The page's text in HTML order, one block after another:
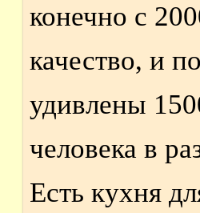
конечно с
качество, и
удивлены
человека в
Есть кухня